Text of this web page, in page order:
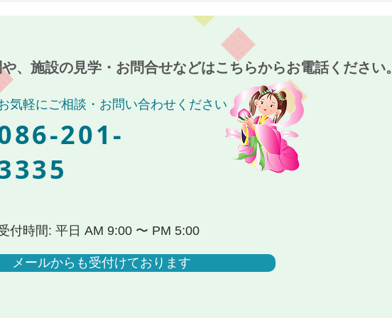
、施設の見学・お問合せなどはこちらからお電話ください。
気軽にご相談・お問い合わせください
201-
付時間: 平日 AM 9:00 〜 PM 5:00
メールからも受付けております